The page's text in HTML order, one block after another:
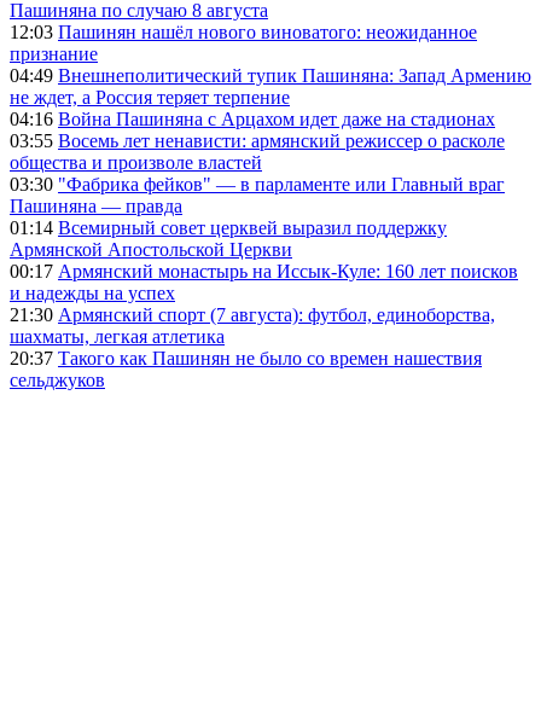
Пашиняна по случаю 8 августа
12:03 Пашинян нашёл нового виноватого: неожиданное
признание
04:49 Внешнеполитический тупик Пашиняна: Запад Армению
не ждет, а Россия теряет терпение
04:16 Война Пашиняна с Арцахом идет даже на стадионах
03:55 Восемь лет ненависти: армянский режиссер о расколе
общества и произволе властей
03:30 "Фабрика фейков" — в парламенте или Главный враг
Пашиняна — правда
01:14 Всемирный совет церквей выразил поддержку
Армянской Апостольской Церкви
00:17 Армянский монастырь на Иссык-Куле: 160 лет поисков
и надежды на успех
21:30 Армянский спорт (7 августа): футбол, единоборства,
шахматы, легкая атлетика
20:37 Такого как Пашинян не было со времен нашествия
сельджуков